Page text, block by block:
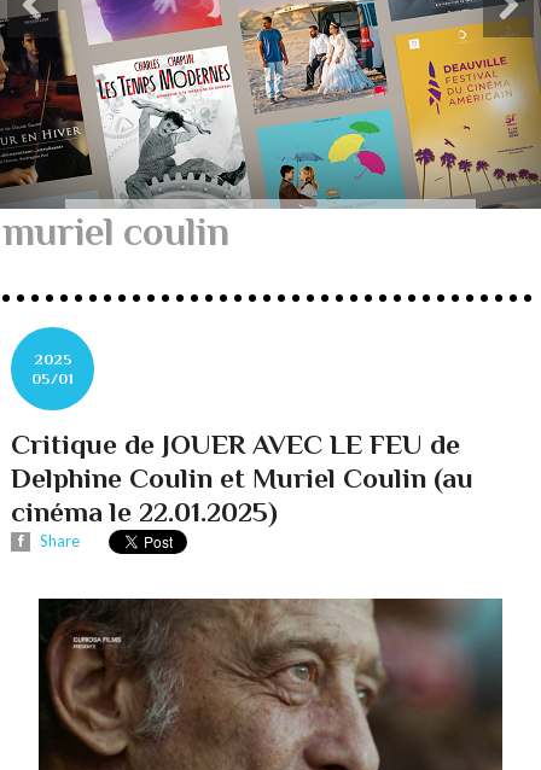
muriel coulin
2025
05/01
Critique de JOUER AVEC LE FEU de
Delphine Coulin et Muriel Coulin (au
cinéma le 22.01.2025)
Share